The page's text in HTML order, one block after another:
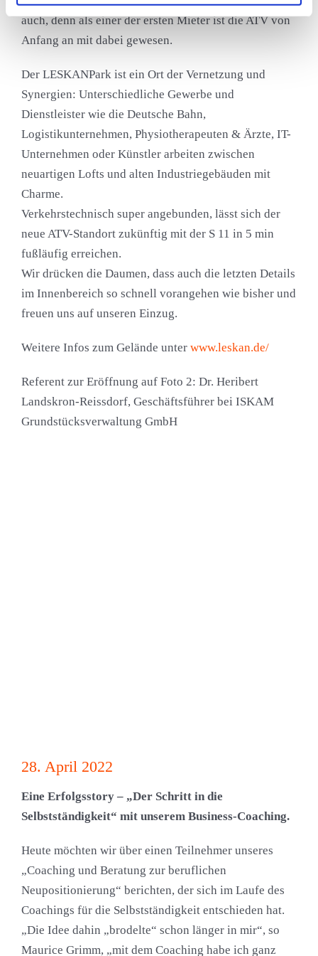
auch, denn als einer der ersten Mieter ist die ATV von
Anfang an mit dabei gewesen.
Der LESKANPark ist ein Ort der Vernetzung und
Synergien: Unterschiedliche Gewerbe und
Dienstleister wie die Deutsche Bahn,
Logistikunternehmen, Physiotherapeuten & Ärzte, IT-
Unternehmen oder Künstler arbeiten zwischen
neuartigen Lofts und alten Industriegebäuden mit
Charme.
Verkehrstechnisch super angebunden, lässt sich der
neue ATV-Standort zukünftig mit der S 11 in 5 min
fußläufig erreichen.
Wir drücken die Daumen, dass auch die letzten Details
im Innenbereich so schnell vorangehen wie bisher und
freuen uns auf unseren Einzug.
Weitere Infos zum Gelände unter www.leskan.de/
Referent zur Eröffnung auf Foto 2: Dr. Heribert
Landskron-Reissdorf, Geschäftsführer bei ISKAM
Grundstücksverwaltung GmbH
28. April 2022
Eine Erfolgsstory – „Der Schritt in die
Selbstständigkeit“ mit unserem Business-Coaching.
Heute möchten wir über einen Teilnehmer unseres
„Coaching und Beratung zur beruflichen
Neupositionierung“ berichten, der sich im Laufe des
Coachings für die Selbstständigkeit entschieden hat.
„Die Idee dahin „brodelte“ schon länger in mir“, so
Maurice Grimm, „mit dem Coaching habe ich ganz